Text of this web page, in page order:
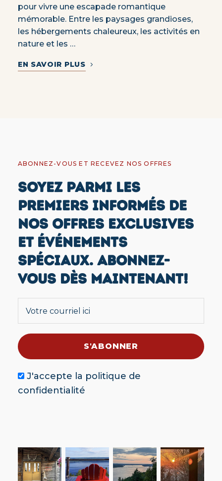
pour vivre une escapade romantique
mémorable. Entre les paysages grandioses,
les hébergements chaleureux, les activités en
nature et les …
EN SAVOIR PLUS
ABONNEZ-VOUS ET RECEVEZ NOS OFFRES
SOYEZ PARMI LES
PREMIERS INFORMÉS DE
NOS OFFRES EXCLUSIVES
ET ÉVÉNEMENTS
SPÉCIAUX. ABONNEZ-
VOUS DÈS MAINTENANT!
J'accepte la politique de
confidentialité